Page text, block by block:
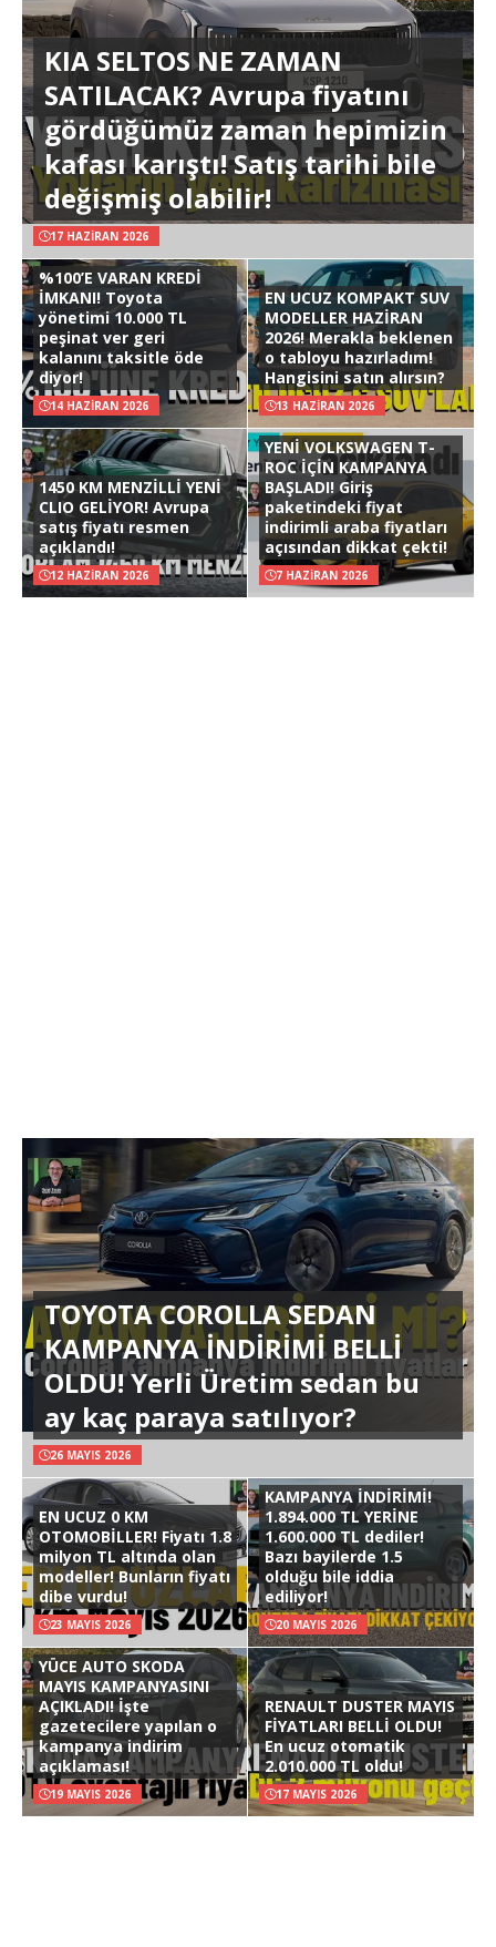
KIA SELTOS NE ZAMAN
SATILACAK? Avrupa fiyatını
gördüğümüz zaman hepimizin
kafası karıştı! Satış tarihi bile
değişmiş olabilir!
17 HAZIRAN 2026
%100’E VARAN KREDİ
İMKANI! Toyota
yönetimi 10.000 TL
peşinat ver geri
kalanını taksitle öde
diyor!
14 HAZIRAN 2026
EN UCUZ KOMPAKT SUV
MODELLER HAZİRAN
2026! Merakla beklenen
o tabloyu hazırladım!
Hangisini satın alırsın?
13 HAZIRAN 2026
1450 KM MENZİLLİ YENİ
CLIO GELİYOR! Avrupa
satış fiyatı resmen
açıklandı!
12 HAZIRAN 2026
YENİ VOLKSWAGEN T-
ROC İÇİN KAMPANYA
BAŞLADI! Giriş
paketindeki fiyat
indirimli araba fiyatları
açısından dikkat çekti!
7 HAZIRAN 2026
TOYOTA COROLLA SEDAN
KAMPANYA İNDİRİMİ BELLİ
OLDU! Yerli Üretim sedan bu
ay kaç paraya satılıyor?
26 MAYIS 2026
EN UCUZ 0 KM
OTOMOBİLLER! Fiyatı 1.8
milyon TL altında olan
modeller! Bunların fiyatı
dibe vurdu!
23 MAYIS 2026
KAMPANYA İNDİRİMİ!
1.894.000 TL YERİNE
1.600.000 TL dediler!
Bazı bayilerde 1.5
olduğu bile iddia
ediliyor!
20 MAYIS 2026
YÜCE AUTO SKODA
MAYIS KAMPANYASINI
AÇIKLADI! İşte
gazetecilere yapılan o
kampanya indirim
açıklaması!
19 MAYIS 2026
RENAULT DUSTER MAYIS
FİYATLARI BELLİ OLDU!
En ucuz otomatik
2.010.000 TL oldu!
17 MAYIS 2026